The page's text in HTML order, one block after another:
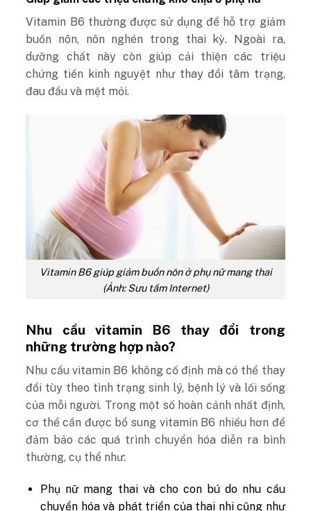
Vitamin B6 thường được sử dụng để hỗ trợ giảm
buồn nôn, nôn nghén trong thai kỳ. Ngoài ra,
dưỡng chất này còn giúp cải thiện các triệu
chứng tiền kinh nguyệt như thay đổi tâm trạng,
đau đầu và mệt mỏi.
Vitamin B6 giúp giảm buồn nôn ở phụ nữ mang thai
(Ảnh: Sưu tầm Internet)
Nhu cầu vitamin B6 thay đổi trong
những trường hợp nào?
Nhu cầu vitamin B6 không cố định mà có thể thay
đổi tùy theo tình trạng sinh lý, bệnh lý và lối sống
của mỗi người. Trong một số hoàn cảnh nhất định,
cơ thể cần được bổ sung vitamin B6 nhiều hơn để
đảm bảo các quá trình chuyển hóa diễn ra bình
thường, cụ thể như:
Phụ nữ mang thai và cho con bú do nhu cầu
chuyển hóa và phát triển của thai nhi cũng như